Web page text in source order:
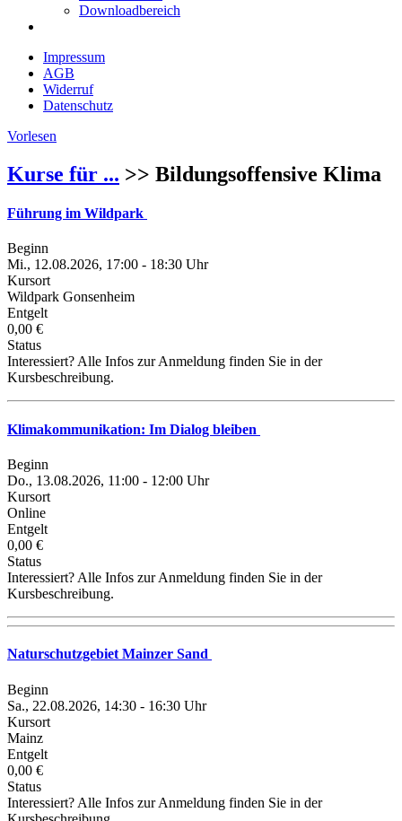
Downloadbereich
Impressum
AGB
Widerruf
Datenschutz
Vorlesen
Kurse für ... >> Bildungsoffensive Klima
Führung im Wildpark
Beginn
Mi., 12.08.2026, 17:00 - 18:30 Uhr
Kursort
Wildpark Gonsenheim
Entgelt
0,00 €
Status
Interessiert? Alle Infos zur Anmeldung finden Sie in der
Kursbeschreibung.
Klimakommunikation: Im Dialog bleiben
Beginn
Do., 13.08.2026, 11:00 - 12:00 Uhr
Kursort
Online
Entgelt
0,00 €
Status
Interessiert? Alle Infos zur Anmeldung finden Sie in der
Kursbeschreibung.
Naturschutzgebiet Mainzer Sand
Beginn
Sa., 22.08.2026, 14:30 - 16:30 Uhr
Kursort
Mainz
Entgelt
0,00 €
Status
Interessiert? Alle Infos zur Anmeldung finden Sie in der